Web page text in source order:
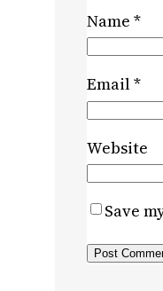
Name *
Email*
Website
Save